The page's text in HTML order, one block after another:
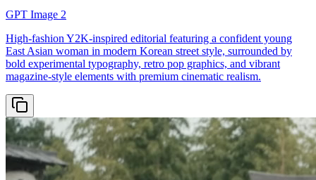
GPT Image 2
High-fashion Y2K-inspired editorial featuring a confident young
East Asian woman in modern Korean street style, surrounded by
bold experimental typography, retro pop graphics, and vibrant
magazine-style elements with premium cinematic realism.